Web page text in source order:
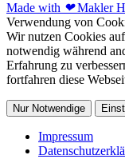
Made with ❤Makler
Verwendung von
Wir nutzen Cookies
notwendig während
Erfahrung zu
fortfahren diese
Nur Notwendige
Impressum